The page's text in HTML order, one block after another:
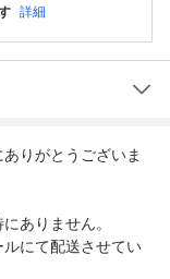
詳細
りがとうございま
ありません。
にて配送させてい